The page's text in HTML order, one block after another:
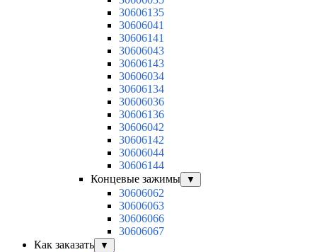
30606135
30606041
30606141
30606043
30606143
30606034
30606134
30606036
30606136
30606042
30606142
30606044
30606144
Концевые зажимы
▼
30606062
30606063
30606066
30606067
Как заказать
▼